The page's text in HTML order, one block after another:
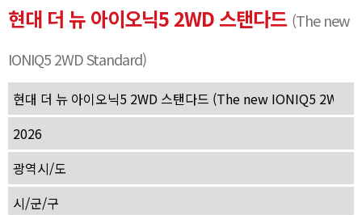
현대 더 뉴 아이오닉5 2WD 스탠다드 (The new
IONIQ5 2WD Standard)